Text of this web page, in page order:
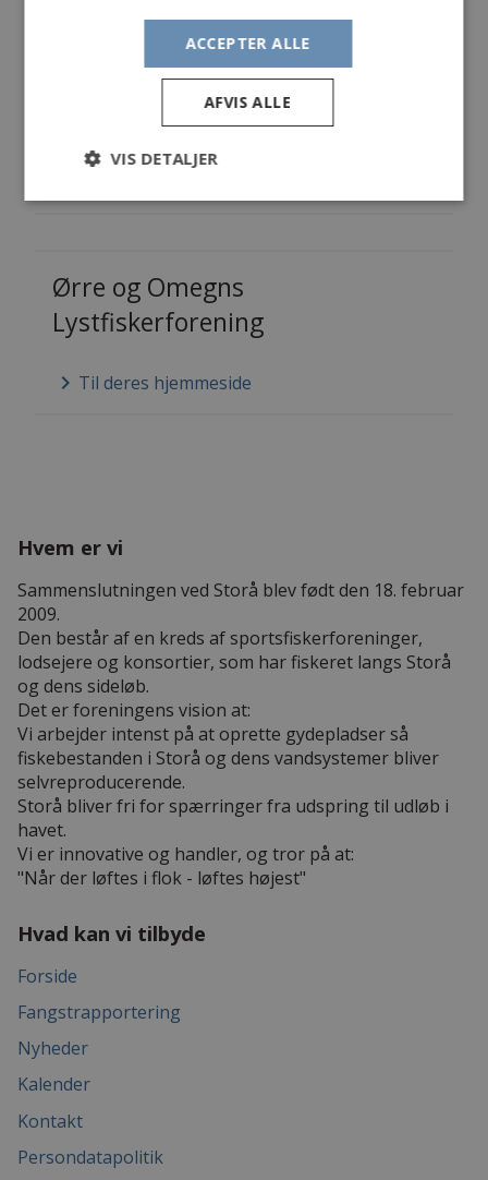
Vemb Lystfiskerforening
Ørre og Omegns
Lystfiskerforening
keyboard_arrow_right Til deres hjemmeside
Hvem er vi
Sammenslutningen ved Storå blev født den 18. februar
2009.
Den består af en kreds af sportsfiskerforeninger,
lodsejere og konsortier, som har fiskeret langs Storå
og dens sideløb.
Det er foreningens vision at:
Vi arbejder intenst på at oprette gydepladser så
fiskebestanden i Storå og dens vandsystemer bliver
selvreproducerende.
Storå bliver fri for spærringer fra udspring til udløb i
havet.
Vi er innovative og handler, og tror på at:
"Når der løftes i flok - løftes højest"
Hvad kan vi tilbyde
Forside
Fangstrapportering
Nyheder
Kalender
Kontakt
Persondatapolitik
ACCEPTER ALLE
AFVIS ALLE
VIS DETALJER